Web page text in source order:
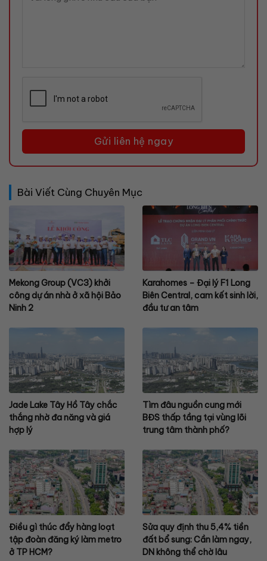
Bài Viết Cùng Chuyên Mục
Mekong Group (VC3) khởi
công dự án nhà ở xã hội Bảo
Ninh 2
Karahomes – Đại lý F1 Long
Biên Central, cam kết sinh lời,
đầu tư an tâm
Jade Lake Tây Hồ Tây chắc
thắng nhờ đa năng và giá
hợp lý
Tìm đâu nguồn cung mới
BĐS thấp tầng tại vùng lõi
trung tâm thành phố?
Điều gì thúc đẩy hàng loạt
tập đoàn đăng ký làm metro
ở TP HCM?
Sửa quy định thu 5,4% tiền
đất bổ sung: Cần làm ngay,
DN không thể chờ lâu